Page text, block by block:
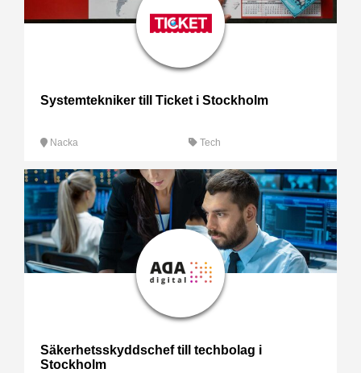
Systemtekniker till Ticket i Stockholm
Nacka Tech
Säkerhetsskyddschef till techbolag i
Stockholm